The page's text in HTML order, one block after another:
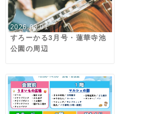
2026.03.01
すろーかる3月号・蓮華寺池
公園の周辺